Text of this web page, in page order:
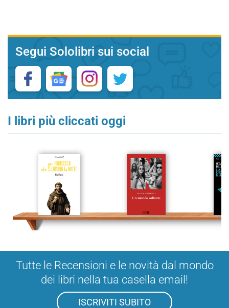
Segui Sololibri sui social
I libri più cliccati oggi
Tutte le Recensioni e le novità dal mondo
dei libri nella tua casella email!
ISCRIVITI SUBITO